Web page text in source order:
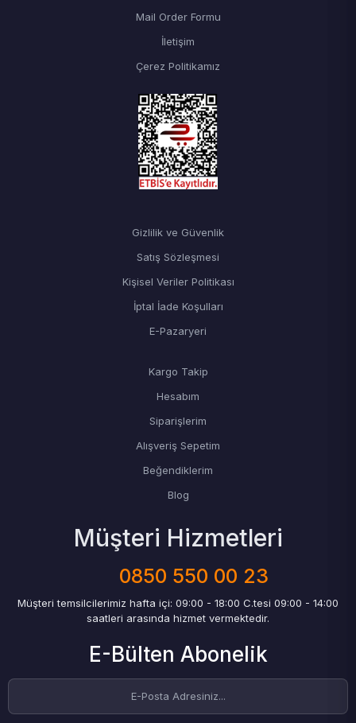
Mail Order Formu
İletişim
Çerez Politikamız
Gizlilik ve Güvenlik
Satış Sözleşmesi
Kişisel Veriler Politikası
İptal İade Koşulları
E-Pazaryeri
Kargo Takip
Hesabım
Siparişlerim
Alışveriş Sepetim
Beğendiklerim
Blog
Müşteri Hizmetleri
0850 550 00 23
Müşteri temsilcilerimiz hafta içi: 09:00 - 18:00 C.tesi 09:00 - 14:00
saatleri arasında hizmet vermektedir.
E-Bülten Abonelik